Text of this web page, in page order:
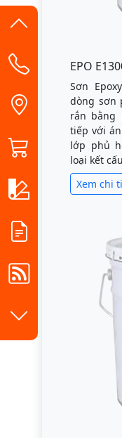
EPO
Sơn
dòng sơn
rắn bằng
tiếp với
lớp phủ
loại kết
Xem chi